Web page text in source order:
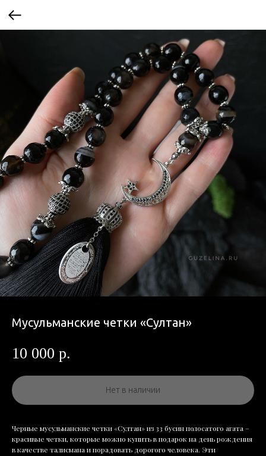
Мусульманские четки «Султан»
10 000 р.
Нет в наличии
Черные мусульманские четки «Султан» из 33 бусин полосатого агата –
красивые четки, которые можно купить в подарок на день рождения
в качестве талисмана и порадовать дорогого человека. Эти